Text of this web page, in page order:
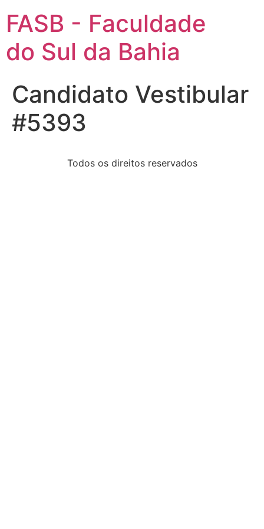
FASB - Faculdade
do Sul da Bahia
Candidato Vestibular
#5393
Todos os direitos reservados